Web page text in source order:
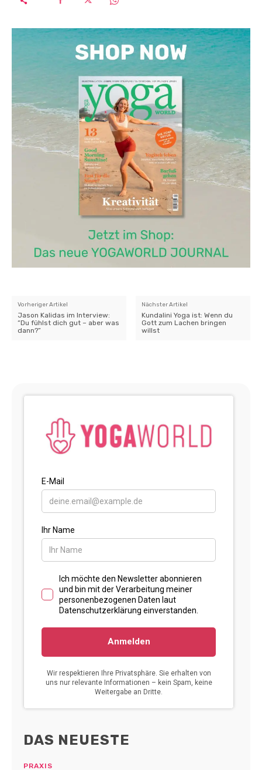
Vorheriger Artikel
Jason Kalidas im Interview:
“Du fühlst dich gut – aber was
dann?”
Nächster Artikel
Kundalini Yoga ist: Wenn du
Gott zum Lachen bringen
willst
DAS NEUESTE
PRAXIS